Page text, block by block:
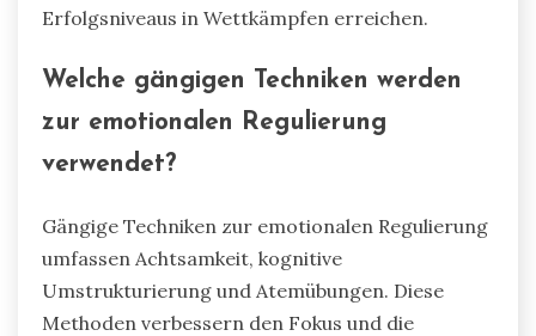
Erfolgsniveaus in Wettkämpfen erreichen.
Welche gängigen Techniken werden
zur emotionalen Regulierung
verwendet?
Gängige Techniken zur emotionalen Regulierung
umfassen Achtsamkeit, kognitive
Umstrukturierung und Atemübungen. Diese
Methoden verbessern den Fokus und die